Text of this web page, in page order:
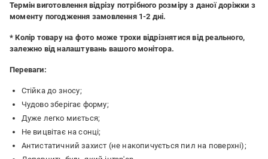
Термін виготовлення відрізу потрібного розміру з даної доріжки з
моменту погодження замовлення 1-2 дні.
* Колір товару на фото може трохи відрізнятися від реального,
залежно від налаштувань вашого монітора.
Переваги:
Стійка до зносу;
Чудово зберігає форму;
Дуже легко миється;
Не вицвітає на сонці;
Антистатичний захист (не накопичується пил на поверхні);